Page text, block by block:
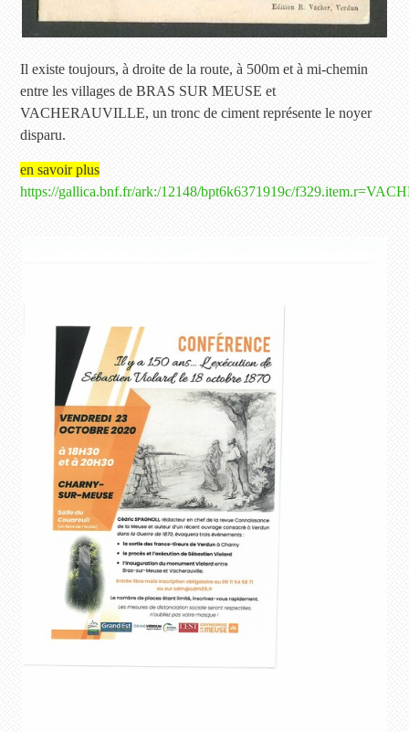
Il existe toujours, à droite de la route, à 500m et à mi-chemin
entre les villages de BRAS SUR MEUSE et
VACHERAUVILLE, un tronc de ciment représente le noyer
disparu.
en savoir plus
https://gallica.bnf.fr/ark:/12148/bpt6k6371919c/